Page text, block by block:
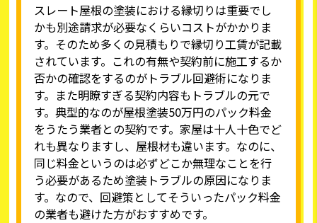
スレート屋根の塗装における縁切りは重要でし
かも別途請求が必要なくらいコストがかかりま
す。そのため多くの見積もりで縁切り工賃が記載
されています。これの有無や契約前に施工するか
否かの確認をするのがトラブル回避術になりま
す。また明瞭すぎる契約内容もトラブルの元で
す。典型的なのが屋根塗装50万円のパック料金
をうたう業者との契約です。家屋は十人十色でど
れも異なりますし、屋根材も違います。なのに、
同じ料金というのは必ずどこか無理なことを行
う必要があるため塗装トラブルの原因になりま
す。なので、回避策としてそういったパック料金
の業者も避けた方がおすすめです。